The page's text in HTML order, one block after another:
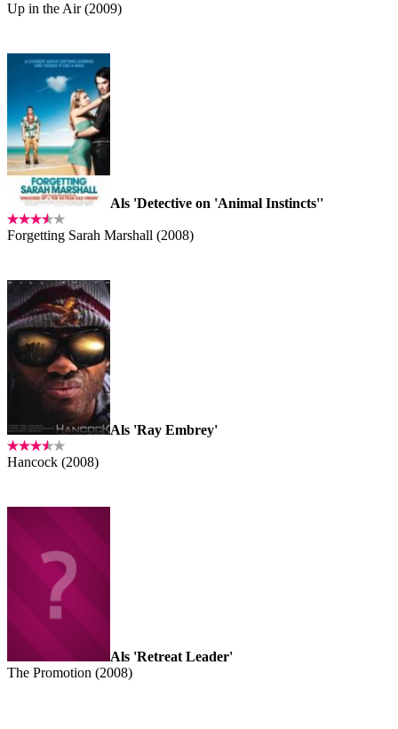
Up in the Air (2009)
Als 'Detective on 'Animal Instincts''
Forgetting Sarah Marshall (2008)
Als 'Ray Embrey'
Hancock (2008)
Als 'Retreat Leader'
The Promotion (2008)